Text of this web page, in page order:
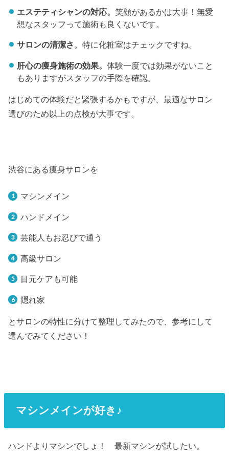
エステティシャンの対応。 笑顔があるかは大事！無愛
想なスタッフって施術も良くないです。
サロンの清潔さ 。特に化粧室はチェックですね。
肝心の痩身施術の効果。 体験一度では効果がないこと
もありますがスタッフの手際を確認。
はじめての体験だと緊張するかもですが、最適なサロン
選びのため以上の点検が大事です。
渋谷にある痩身サロンを
マシンメイン
ハンドメイン
芸能人もお忍びで通う
高級サロン
目元ケアも可能
隠れ家
とサロンの特性に分けて整理してみたので、参考にして
選んでみてください！
マシンメインが好き♪
ハンドよりマシンでしょ！ 最新マシンが試したい。